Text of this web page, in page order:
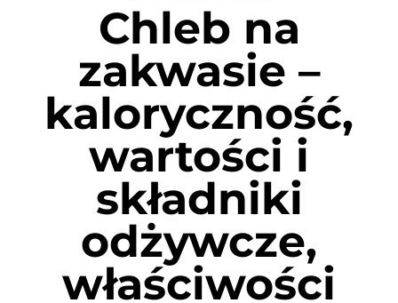
Chleb na
zakwasie –
kaloryczność,
wartości i
składniki
odżywcze,
właściwości